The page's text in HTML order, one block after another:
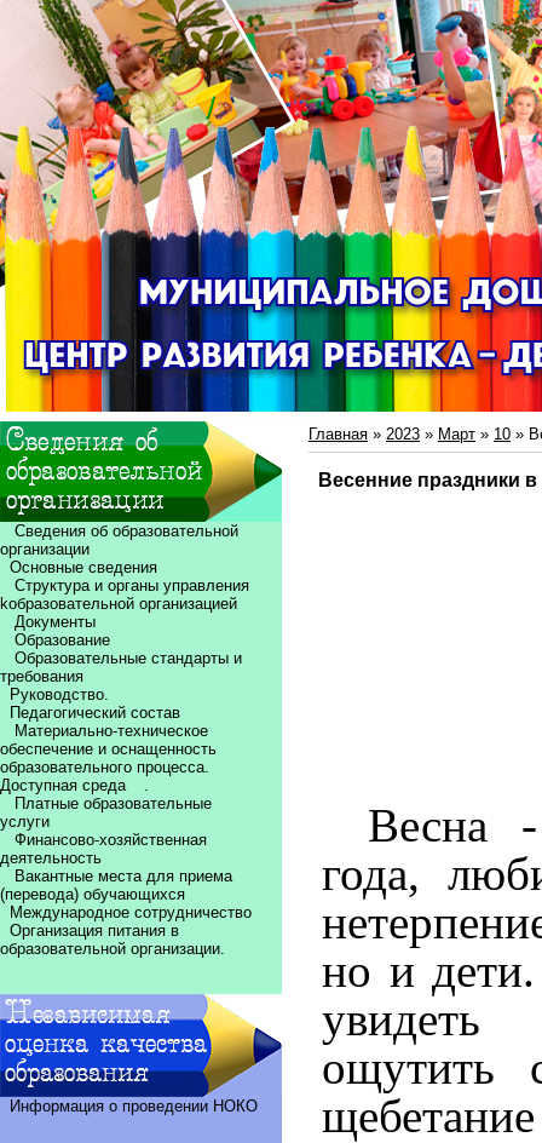
Сведения об образовательной
организации
Основные сведения
Структура и органы управления
kобразовательной организацией
Документы
Образование
Образовательные стандарты и
требования
Руководство.
Педагогический состав
Материально-техническое
обеспечение и оснащенность
образовательного процесса.
Доступная среда
.
Платные образовательные
услуги
Финансово-хозяйственная
деятельность
Вакантные места для приема
(перевода) обучающихся
Международное сотрудничество
Организация питания в
образовательной организации.
Информация о проведении НОКО
Главная » 2023 » Март » 10 »
Весенние праздники
Весна
года,
но и
ощутить